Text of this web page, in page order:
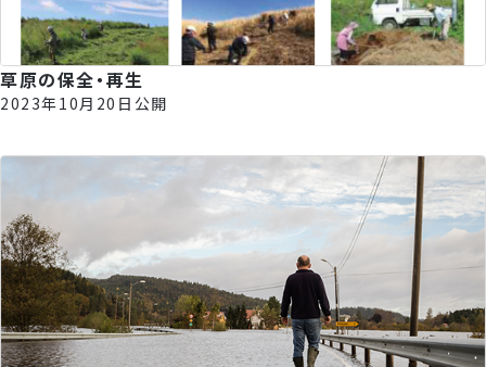
草原の保全・再生
2023年10月20日公開